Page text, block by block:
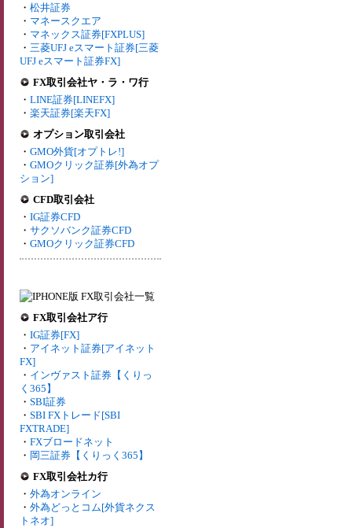
・ 松井証券
・ マネースクエア
・ マネックス証券[FXPLUS]
・ 三菱UFJ eスマート証券[三菱
UFJ eスマート証券FX]
FX取引会社ヤ・ラ・ワ行
・ LINE証券[LINEFX]
・ 楽天証券[楽天FX]
オプション取引会社
・ GMO外貨[オプトレ!]
・ GMOクリック証券[外為オプ
ション]
CFD取引会社
・ IG証券CFD
・ サクソバンク証券CFD
・ GMOクリック証券CFD
FX取引会社ア行
・ IG証券[FX]
・ アイネット証券[アイネット
FX]
・ インヴァスト証券【くりっ
く365】
・ SBI証券
・ SBI FXトレード[SBI
FXTRADE]
・ FXブロードネット
・ 岡三証券【くりっく365】
FX取引会社カ行
・ 外為オンライン
・ 外為どっとコム[外貨ネクス
トネオ]